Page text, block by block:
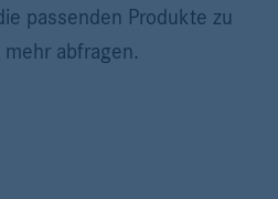
passenden Produkte zu
abfragen.